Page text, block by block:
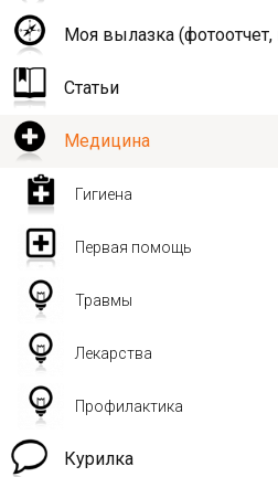
Моя вылазка
Статьи
Медицина
Гигиена
Первая помощь
Травмы
Лекарства
Профилактика
Курилка